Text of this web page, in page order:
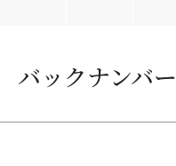
バックナンバー